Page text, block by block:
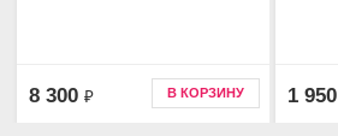
8 300 ₽ В КОРЗИНУ 1 950